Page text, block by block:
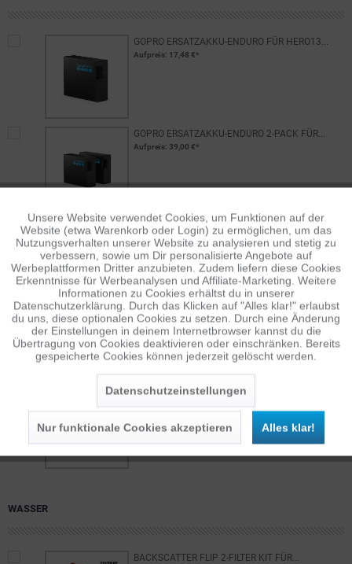
GOPRO ERSATZAKKU-ENDURO FÜR HERO13...
Aufpreis: 17,48 €*
GOPRO ERSATZAKKU-ENDURO 2-PACK FÜR...
Aufpreis: 39,00 €*
GOPRO DUAL CHARGER + ENDURO...
Aufpreis : 89,95 €*
SPEICHER
SANDISK 128GB MICROSDXC EXTREME...
WASSER
BACKSCATTER FLIP 2-FILTER KIT FÜR...
Funktionale Aktiv
Tracking Inaktiv
Personalisierung Inaktiv
Service Inaktiv
Unsere Website verwendet Cookies, um Funktionen auf der
Website (etwa Warenkorb oder Login) zu ermöglichen, um das
Nutzungsverhalten unserer Website zu analysieren und stetig zu
verbessern, sowie um Dir personalisierte Angebote auf
Werbeplattformen Dritter anzubieten. Zudem liefern diese Cookies
Erkenntnisse für Werbeanalysen und Affiliate-Marketing. Weitere
Informationen zu Cookies erhältst du in unserer
Datenschutzerklärung. Durch das Klicken auf "Alles klar!" erlaubst
du uns, diese optionalen Cookies zu setzen. Durch eine Änderung
der Einstellungen in deinem Internetbrowser kannst du die
Übertragung von Cookies deaktivieren oder einschränken. Bereits
gespeicherte Cookies können jederzeit gelöscht werden.
Datenschutzeinstellungen
Nur funktionale Cookies akzeptieren Alles klar!